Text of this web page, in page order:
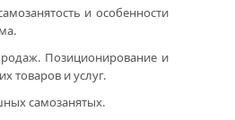
и особенности
Позиционирование и
товаров и услуг.
самозанятых.